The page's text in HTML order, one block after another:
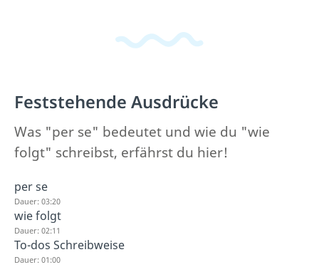
Feststehende Ausdrücke
Was "per se" bedeutet und wie du "wie
folgt" schreibst, erfährst du hier!
per se
Dauer: 03:20
wie folgt
Dauer: 02:11
To-dos Schreibweise
Dauer: 01:00